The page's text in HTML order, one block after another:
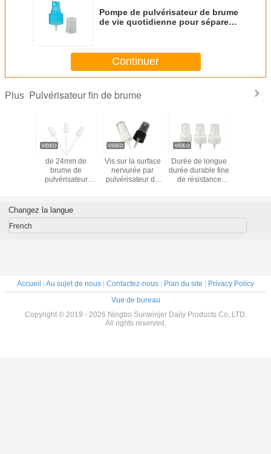
Pompe de pulvérisateur de brume
de vie quotidienne pour séparer
Continuer
Plus Pulvérisateur fin de brume
de 24mm de
brume de
pulvérisateur
besoins du client
par flaque fine en
Vis sur la surface
nervurée par
pulvérisateur de
couverture
Durée de longue
durée durable fine
de résistance
polypropylène
Changez la langue
French
Accueil | Au sujet de nous | Contactez-nous | Plan du site | Privacy Policy
Vue de bureau
Copyright © 2019 - 2026 Ningbo Sunwinjer Daily Products Co,.LTD.
All rights reserved.